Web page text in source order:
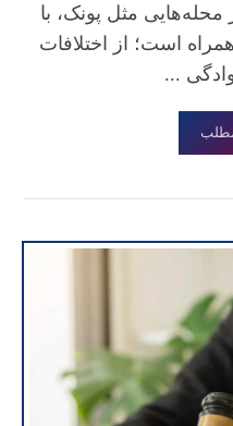
محله‌هایی مثل پونک، با
است؛ از اختلافات
...